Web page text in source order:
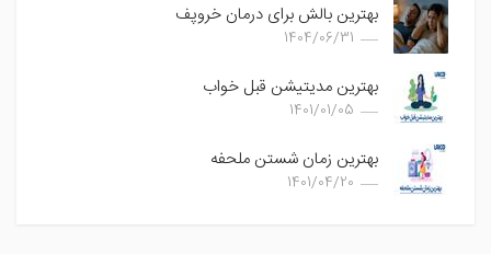
بهترین بالش برای درمان خروپف
1404/06/31
بهترین مدیتیشن قبل خواب
1401/01/05
بهترین زمان شستن ملحفه
1401/04/20